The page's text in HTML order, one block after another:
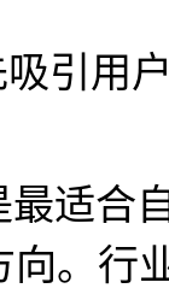
引用
适合
向。行